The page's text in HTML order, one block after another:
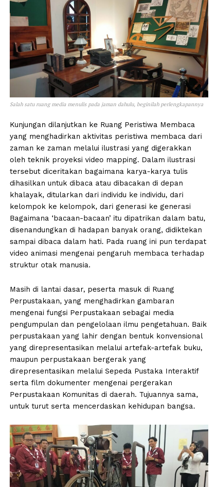
Salah satu ruang media menulis pada jaman dahulu, beginilah perlengkapannya
Kunjungan dilanjutkan ke Ruang Peristiwa Membaca
yang menghadirkan aktivitas peristiwa membaca dari
zaman ke zaman melalui ilustrasi yang digerakkan
oleh teknik proyeksi video mapping. Dalam ilustrasi
tersebut diceritakan bagaimana karya-karya tulis
dihasilkan untuk dibaca atau dibacakan di depan
khalayak, ditularkan dari individu ke individu, dari
kelompok ke kelompok, dari generasi ke generasi
Bagaimana ‘bacaan-bacaan’ itu dipatrikan dalam batu,
disenandungkan di hadapan banyak orang, didiktekan
sampai dibaca dalam hati. Pada ruang ini pun terdapat
video animasi mengenai pengaruh membaca terhadap
struktur otak manusia.
Masih di lantai dasar, peserta masuk di Ruang
Perpustakaan, yang menghadirkan gambaran
mengenai fungsi Perpustakaan sebagai media
pengumpulan dan pengelolaan ilmu pengetahuan. Baik
perpustakaan yang lahir dengan bentuk konvensional
yang direpresentasikan melalui artefak-artefak buku,
maupun perpustakaan bergerak yang
direpresentasikan melalui Sepeda Pustaka Interaktif
serta film dokumenter mengenai pergerakan
Perpustakaan Komunitas di daerah. Tujuannya sama,
untuk turut serta mencerdaskan kehidupan bangsa.